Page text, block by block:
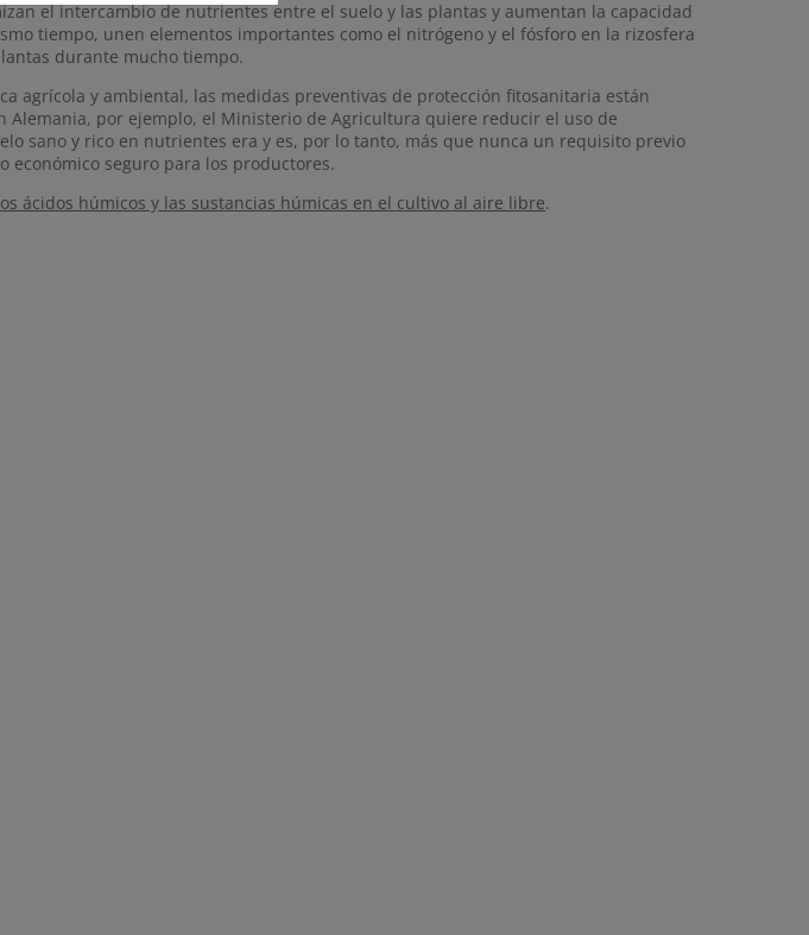
el intercambio de nutrientes entre el suelo y las plantas y aumentan la capacidad
tiempo, unen elementos importantes como el nitrógeno y el fósforo en la rizosfera
durante mucho tiempo.
agrícola y ambiental, las medidas preventivas de protección fitosanitaria están
Alemania, por ejemplo, el Ministerio de Agricultura quiere reducir el uso de
sano y rico en nutrientes era y es, por lo tanto, más que nunca un requisito previo
económico seguro para los productores.
ácidos húmicos y las sustancias húmicas en el cultivo al aire libre.